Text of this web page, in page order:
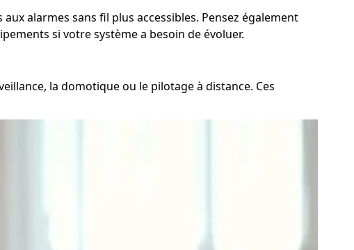
alarmes sans fil plus accessibles. Pensez également
si votre système a besoin de évoluer.
la domotique ou le pilotage à distance. Ces